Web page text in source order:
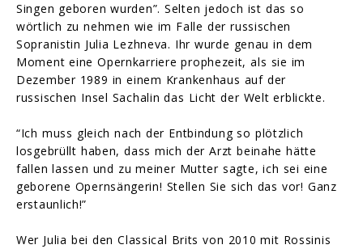
Singen geboren wurden”. Selten jedoch ist das so
wörtlich zu nehmen wie im Falle der russischen
Sopranistin Julia Lezhneva. Ihr wurde genau in dem
Moment eine Opernkarriere prophezeit, als sie im
Dezember 1989 in einem Krankenhaus auf der
russischen Insel Sachalin das Licht der Welt erblickte.
“Ich muss gleich nach der Entbindung so plötzlich
losgebrüllt haben, dass mich der Arzt beinahe hätte
fallen lassen und zu meiner Mutter sagte, ich sei eine
geborene Opernsängerin! Stellen Sie sich das vor! Ganz
erstaunlich!”
Wer Julia bei den Classical Brits von 2010 mit Rossinis